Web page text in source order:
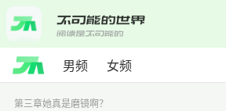
男频 女频
第三章她真是磨镜啊？